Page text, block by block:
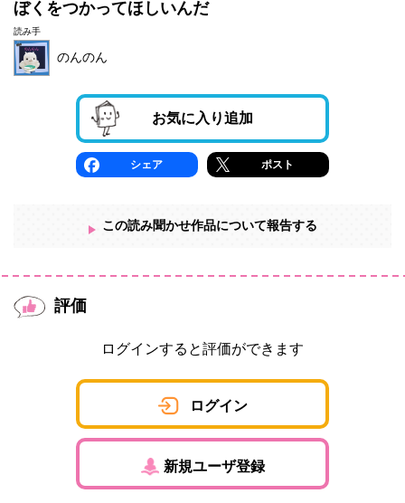
ぼくをつかってほしいんだ
読み手
のんのん
お気に入り追加
シェア ポスト
この読み聞かせ作品について報告する
評価
ログインすると評価ができます
ログイン
新規ユーザ登録